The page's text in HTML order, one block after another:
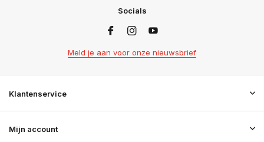
Socials
Meld je aan voor onze nieuwsbrief
Klantenservice
Mijn account